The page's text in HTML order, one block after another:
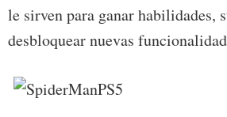
le sirven para ganar habilidades,
desbloquear nuevas